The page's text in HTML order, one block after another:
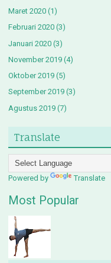
Maret 2020 (1)
Februari 2020 (3)
Januari 2020 (3)
November 2019 (4)
Oktober 2019 (5)
September 2019 (3)
Agustus 2019 (7)
Translate
Powered by Translate
Most Popular